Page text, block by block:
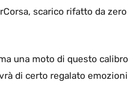
scarico rifatto da zero
una moto di questo calibro
di certo regalato emozioni